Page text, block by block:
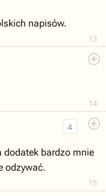
13
napisów.
14
15
4
dodatek bardzo mnie
odzywać.